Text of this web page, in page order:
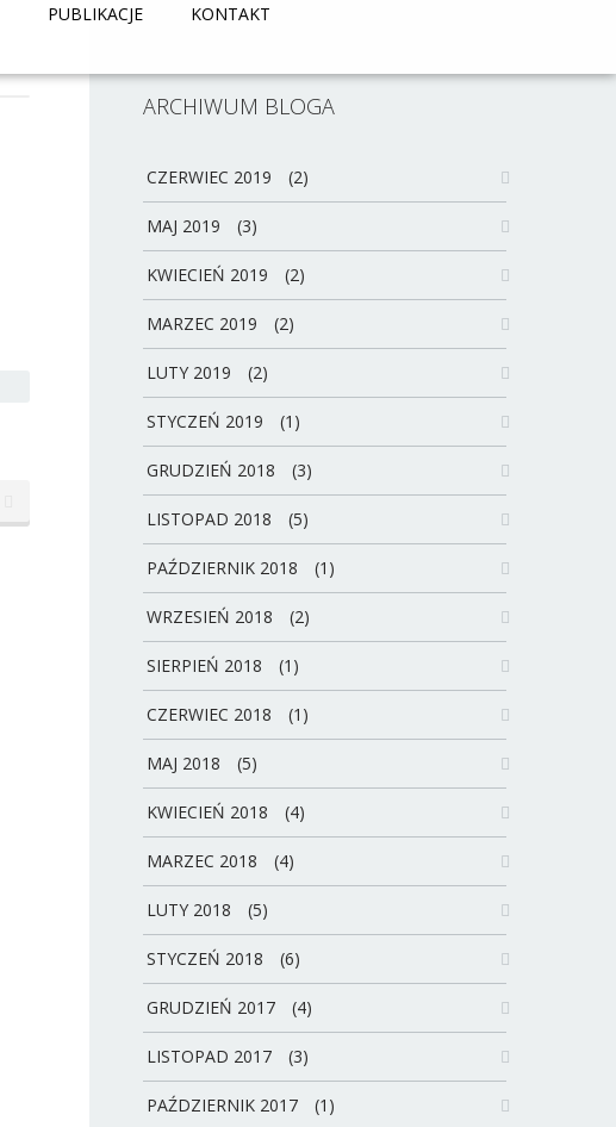
PUBLIKACJE KONTAKT
ARCHIWUM BLOGA
CZERWIEC 2019 (2)
MAJ 2019 (3)
KWIECIEŃ 2019 (2)
MARZEC 2019 (2)
LUTY 2019 (2)
STYCZEŃ 2019 (1)
GRUDZIEŃ 2018 (3)
LISTOPAD 2018 (5)
PAŹDZIERNIK 2018 (1)
WRZESIEŃ 2018 (2)
SIERPIEŃ 2018 (1)
CZERWIEC 2018 (1)
MAJ 2018 (5)
KWIECIEŃ 2018 (4)
MARZEC 2018 (4)
LUTY 2018 (5)
STYCZEŃ 2018 (6)
GRUDZIEŃ 2017 (4)
LISTOPAD 2017 (3)
PAŹDZIERNIK 2017 (1)